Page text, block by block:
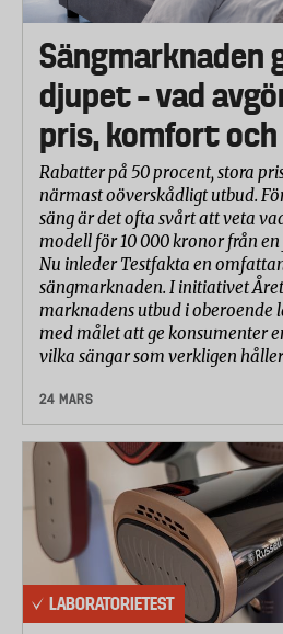
Sängmarknaden
djupet – vad
pris, komfort
Rabatter på 50 procent, stora
närmast oöverskådligt utbud.
säng är det ofta svårt att veta
modell för 10 000 kronor från en
Nu inleder Testfakta en
sängmarknaden. I initiativet
marknadens utbud i oberoende
med målet att ge konsumenter
vilka sängar som verkligen
24 MARS
LABORATORIETEST